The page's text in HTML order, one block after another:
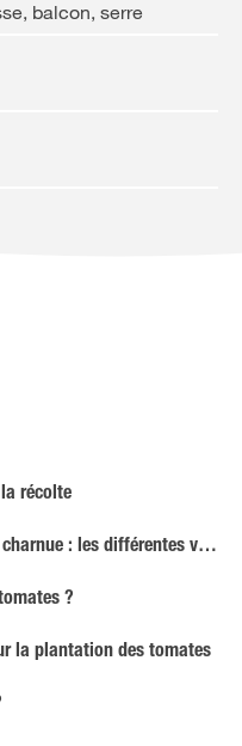
balcon, serre
récolte
différentes variétés de tomates
?
la plantation des tomates